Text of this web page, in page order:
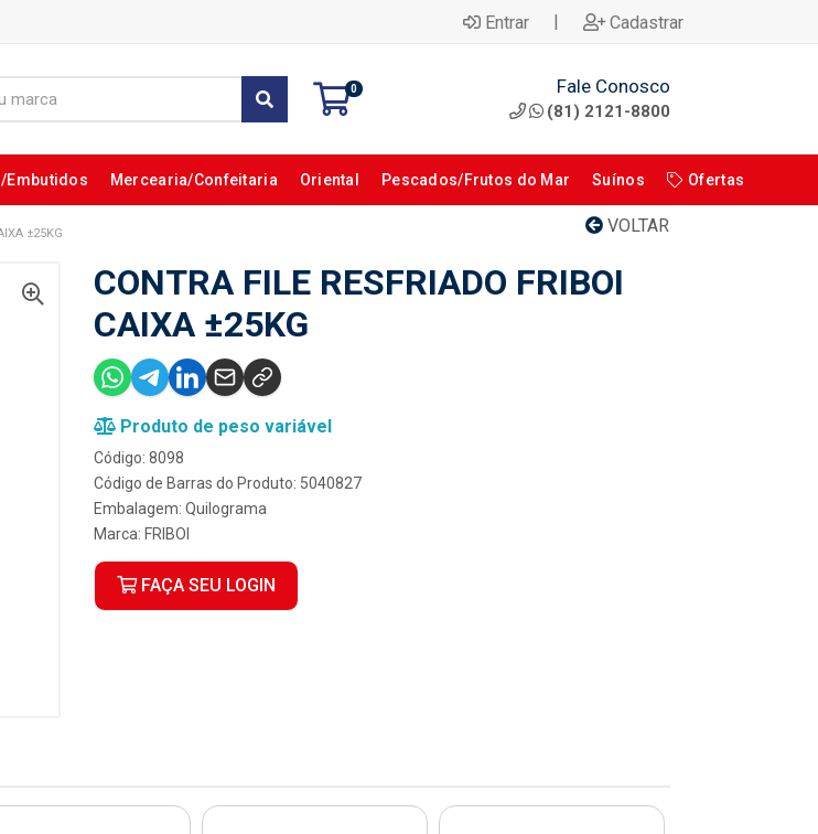
Entrar | Cadastrar
0 Fale Conosco
(81) 2121-8800
Embutidos Mercearia/Confeitaria Oriental Pescados/Frutos do Mar Suínos Ofertas
VOLTAR
±25KG
CONTRA FILE RESFRIADO FRIBOI
CAIXA ±25KG
Produto de peso variável
Código: 8098
Código de Barras do Produto: 5040827
Embalagem: Quilograma
Marca: FRIBOI
FAÇA SEU LOGIN